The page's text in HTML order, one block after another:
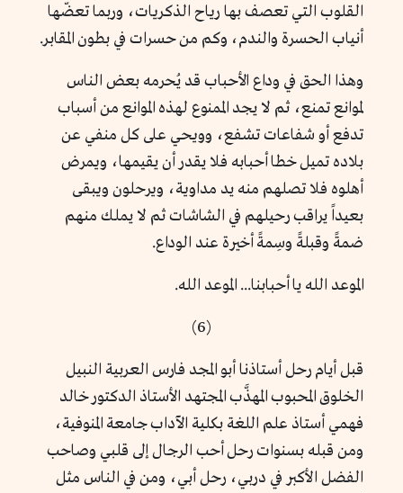
القلوب التي تعصف بها رياح الذكريات، وربما تعضّها
أنياب الحسرة والندم، وكم من حسرات في بطون المقابر.
وهذا الحق في وداع الأحباب قد يُحرمه بعض الناس
لموانع تمنع، ثم لا يجد الممنوع لهذه الموانع من أسباب
تدفع أو شفاعات تشفع، وويحي على كل منفي عن
بلاده تميل خطا أحبابه فلا يقدر أن يقيمها، ويمرض
أهلوه فلا تصلهم منه يد مداوية، ويرحلون ويبقى
بعيداً يراقب رحيلهم في الشاشات ثم لا يملك منهم
ضمةً وقبلةً وسِمةً أخيرة عند الوداع.
الموعد الله يا أحبابنا... الموعد الله.
(6)
قبل أيام رحل أستاذنا أبو المجد فارس العربية النبيل
الخلوق المحبوب المهذَّب المجتهد الأستاذ الدكتور خالد
فهمي أستاذ علم اللغة بكلية الآداب جامعة المنوفية،
ومن قبله بسنوات رحل أحب الرجال إلى قلبي وصاحب
الفضل الأكبر في دربي، رحل أبي، ومن في الناس مثل